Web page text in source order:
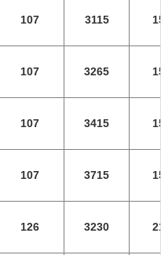
107 3115
107 3265
107 3415
107 3715
126 3230